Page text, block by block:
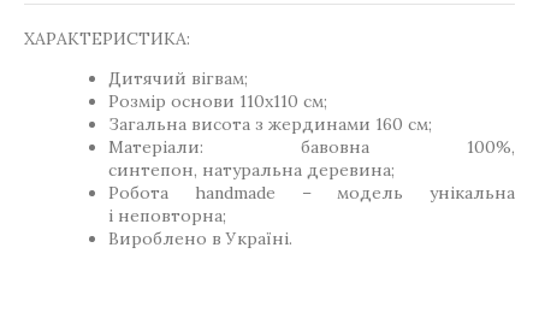
ХАРАКТЕРИСТИКА:
Дитячий вігвам;
Розмір основи 110х110 см;
Загальна висота з жердинами 160 см;
Матеріали: бавовна 100%,
синтепон, натуральна деревина;
Робота handmade – модель унікальна
і неповторна;
Вироблено в Україні.